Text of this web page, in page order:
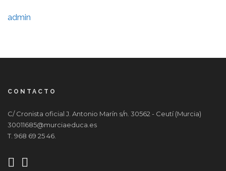
admin
CONTACTO
C/ Cronista oficial J. Antonio Marín s/n. 30562 - Ceutí (Murcia)
30011685@murciaeduca.es
T. 968 69 25 46.